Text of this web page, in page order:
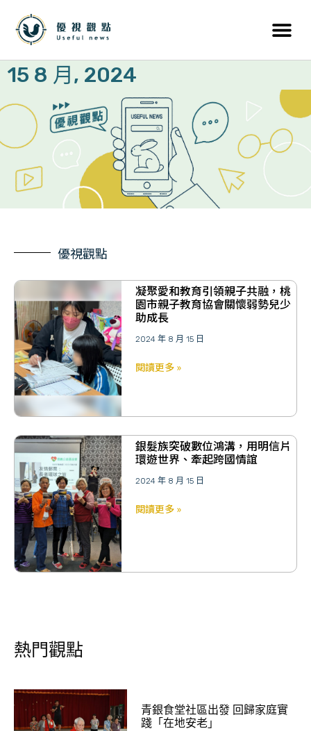
15 8 月, 2024
優視觀點
凝聚愛和教育引領親子共融，桃
園市親子教育協會關懷弱勢兒少
助成長
2024 年 8 月 15 日
閱讀更多 »
銀髮族突破數位鴻溝，用明信片
環遊世界、牽起跨國情誼
2024 年 8 月 15 日
閱讀更多 »
熱門觀點
青銀食堂社區出發 回歸家庭實
踐「在地安老」